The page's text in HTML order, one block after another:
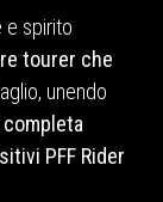
e spirito
tourer che
unendo
completa
PFF Rider